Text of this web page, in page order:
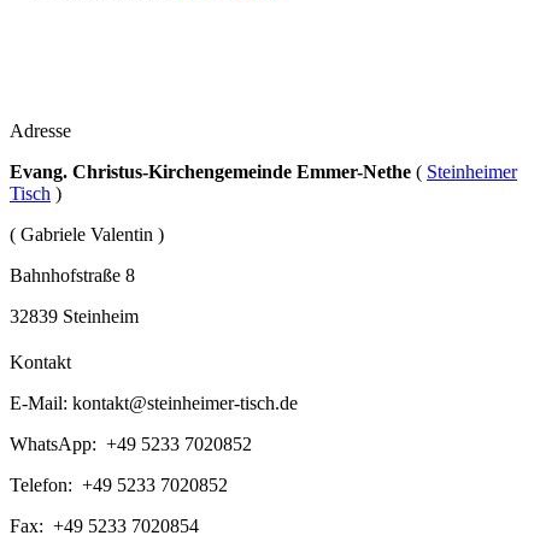
Adresse
Evang. Christus-Kirchengemeinde Emmer-Nethe ( Steinheimer
Tisch )
( Gabriele Valentin )
Bahnhofstraße 8
32839 Steinheim
Kontakt
E-Mail: kontakt@steinheimer-tisch.de
WhatsApp: +49 5233 7020852
Telefon: +49 5233 7020852
Fax: +49 5233 7020854